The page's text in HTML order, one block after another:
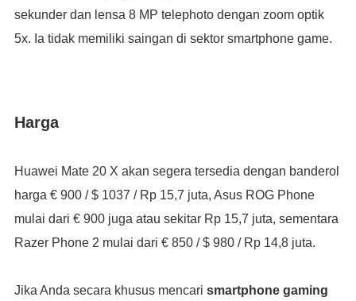
sekunder dan lensa 8 MP telephoto dengan zoom optik
5x. Ia tidak memiliki saingan di sektor smartphone game.
Harga
Huawei Mate 20 X akan segera tersedia dengan banderol
harga € 900 / $ 1037 / Rp 15,7 juta, Asus ROG Phone
mulai dari € 900 juga atau sekitar Rp 15,7 juta, sementara
Razer Phone 2 mulai dari € 850 / $ 980 / Rp 14,8 juta.
Jika Anda secara khusus mencari smartphone gaming